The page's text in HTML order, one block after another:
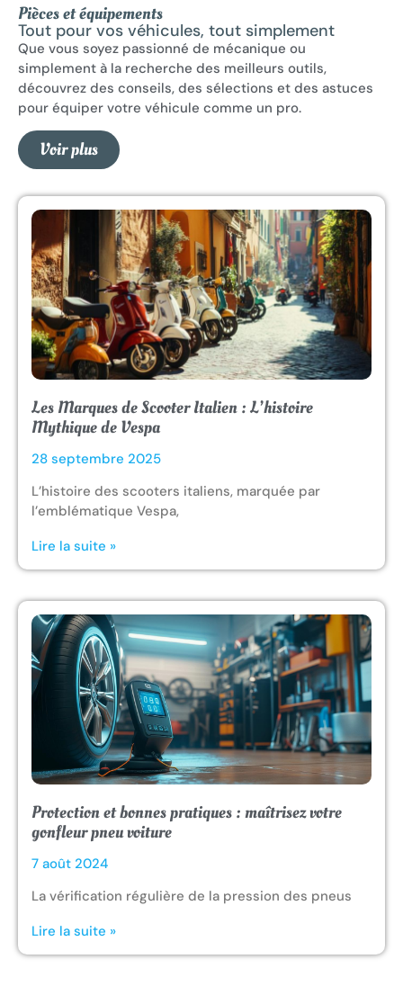
Pièces et équipements
Tout pour vos véhicules, tout simplement
Que vous soyez passionné de mécanique ou
simplement à la recherche des meilleurs outils,
découvrez des conseils, des sélections et des astuces
pour équiper votre véhicule comme un pro.
Voir plus
Les Marques de Scooter Italien : L’histoire
Mythique de Vespa
28 septembre 2025
L’histoire des scooters italiens, marquée par
l’emblématique Vespa,
Lire la suite »
Protection et bonnes pratiques : maîtrisez votre
gonfleur pneu voiture
7 août 2024
La vérification régulière de la pression des pneus
Lire la suite »